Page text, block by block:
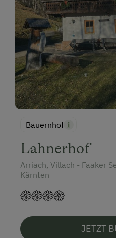
Bauernhof
Lahnerhof
Arriach, Villach - Faaker
Kärnten
JETZT